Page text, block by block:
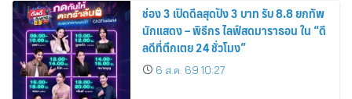
ช่อง 3 เปิดดีลสุดปัง 3 บาท รับ 8.8 ยกทัพ
นักแสดง – พิธีกร ไลฟ์สดมาราธอน ใน “ดี
ลดีที่ตึกเตย 24 ชั่วโมง”
6 ส.ค. 69 10:27